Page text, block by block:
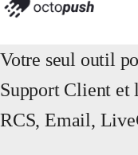
Votre seul outil
Support Client et
RCS, Email,